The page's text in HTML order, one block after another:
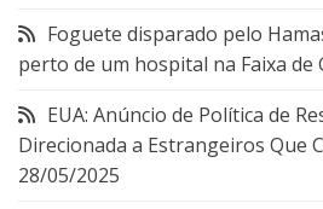
Foguete disparado pelo
perto de um hospital na Faixa de
EUA: Anúncio de Política de
Direcionada a Estrangeiros Que
28/05/2025